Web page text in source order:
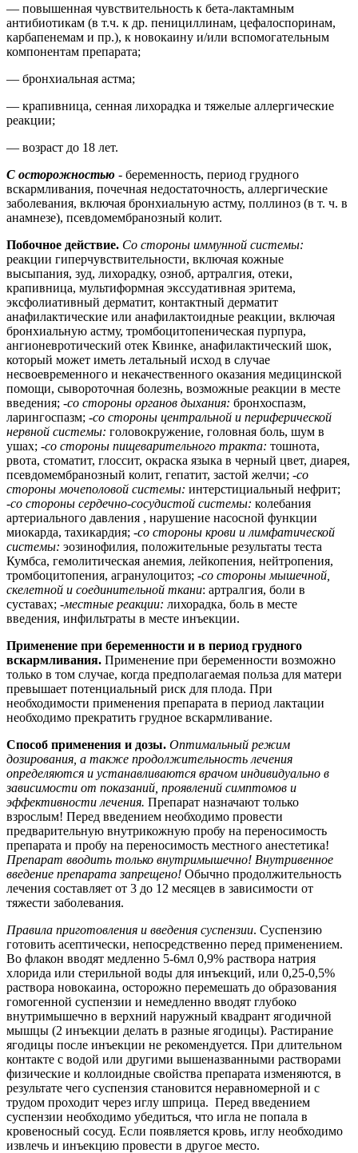
— повышенная чувствительность к бета-лактамным
антибиотикам (в т.ч. к др. пенициллинам, цефалоспоринам,
карбапенемам и пр.), к новокаину и/или вспомогательным
компонентам препарата;
— бронхиальная астма;
— крапивница, сенная лихорадка и тяжелые аллергические
реакции;
— возраст до 18 лет.
С осторожностью - беременность, период грудного
вскармливания, почечная недостаточность, аллергические
заболевания, включая бронхиальную астму, поллиноз (в т. ч. в
анамнезе), псевдомембранозный колит.
Побочное действие. Со стороны иммунной системы:
реакции гиперчувствительности, включая кожные
высыпания, зуд, лихорадку, озноб, артралгия, отеки,
крапивница, мультиформная экссудативная эритема,
эксфолиативный дерматит, контактный дерматит
анафилактические или анафилактоидные реакции, включая
бронхиальную астму, тромбоцитопеническая пурпура,
ангионевротический отек Квинке, анафилактический шок,
который может иметь летальный исход в случае
несвоевременного и некачественного оказания медицинской
помощи, сывороточная болезнь, возможные реакции в месте
введения; -со стороны органов дыхания: бронхоспазм,
ларингоспазм; -со стороны центральной и периферической
нервной системы: головокружение, головная боль, шум в
ушах; -со стороны пищеварительного тракта: тошнота,
рвота, стоматит, глоссит, окраска языка в черный цвет, диарея,
псевдомембранозный колит, гепатит, застой желчи; -со
стороны мочеполовой системы: интерстициальный нефрит;
-со стороны сердечно-сосудистой системы: колебания
артериального давления , нарушение насосной функции
миокарда, тахикардия; -со стороны крови и лимфатической
системы: эозинофилия, положительные результаты теста
Кумбса, гемолитическая анемия, лейкопения, нейтропения,
тромбоцитопения, агранулоцитоз; -со стороны мышечной,
скелетной и соединительной ткани: артралгия, боли в
суставах; -местные реакции: лихорадка, боль в месте
введения, инфильтраты в месте инъекции.
Применение при беременности и в период грудного
вскармливания. Применение при беременности возможно
только в том случае, когда предполагаемая польза для матери
превышает потенциальный риск для плода. При
необходимости применения препарата в период лактации
необходимо прекратить грудное вскармливание.
Способ применения и дозы. Оптимальный режим
дозирования, а также продолжительность лечения
определяются и устанавливаются врачом индивидуально в
зависимости от показаний, проявлений симптомов и
эффективности лечения. Препарат назначают только
взрослым! Перед введением необходимо провести
предварительную внутрикожную пробу на переносимость
препарата и пробу на переносимость местного анестетика!
Препарат вводить только внутримышечно! Внутривенное
введение препарата запрещено! Обычно продолжительность
лечения составляет от 3 до 12 месяцев в зависимости от
тяжести заболевания.
Правила приготовления и введения суспензии. Суспензию
готовить асептически, непосредственно перед применением.
Во флакон вводят медленно 5-6мл 0,9% раствора натрия
хлорида или стерильной воды для инъекций, или 0,25-0,5%
раствора новокаина, осторожно перемешать до образования
гомогенной суспензии и немедленно вводят глубоко
внутримышечно в верхний наружный квадрант ягодичной
мышцы (2 инъекции делать в разные ягодицы). Растирание
ягодицы после инъекции не рекомендуется. При длительном
контакте с водой или другими вышеназванными растворами
физические и коллоидные свойства препарата изменяются, в
результате чего суспензия становится неравномерной и с
трудом проходит через иглу шприца. Перед введением
суспензии необходимо убедиться, что игла не попала в
кровеносный сосуд. Если появляется кровь, иглу необходимо
извлечь и инъекцию провести в другое место.